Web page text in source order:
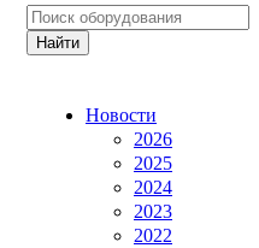
Новости
2026
2025
2024
2023
2022